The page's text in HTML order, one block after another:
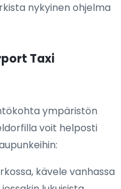
nykyinen ohjelma
Taxi
ympäristön
voit helposti
kävele vanhassa